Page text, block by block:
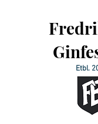
Etbl.